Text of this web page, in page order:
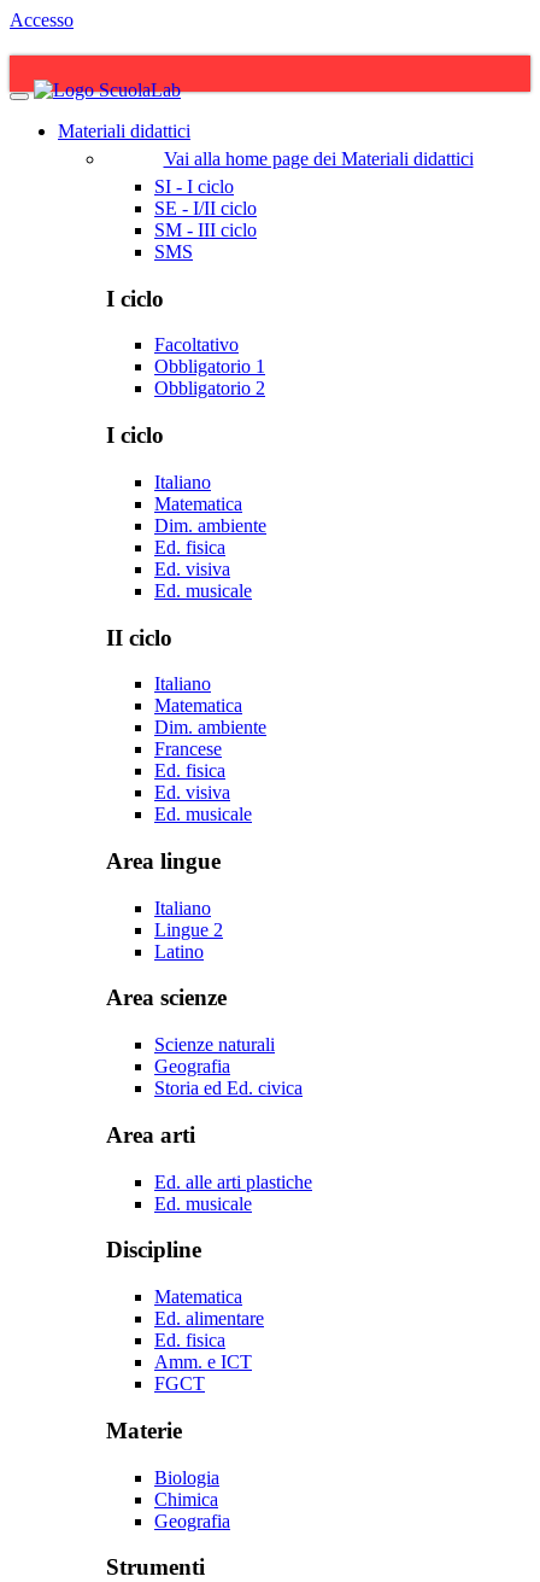
Accesso
Materiali didattici
Vai alla home page dei Materiali didattici
SI - I ciclo
SE - I/II ciclo
SM - III ciclo
SMS
I ciclo
Facoltativo
Obbligatorio 1
Obbligatorio 2
I ciclo
Italiano
Matematica
Dim. ambiente
Ed. fisica
Ed. visiva
Ed. musicale
II ciclo
Italiano
Matematica
Dim. ambiente
Francese
Ed. fisica
Ed. visiva
Ed. musicale
Area lingue
Italiano
Lingue 2
Latino
Area scienze
Scienze naturali
Geografia
Storia ed Ed. civica
Area arti
Ed. alle arti plastiche
Ed. musicale
Discipline
Matematica
Ed. alimentare
Ed. fisica
Amm. e ICT
FGCT
Materie
Biologia
Chimica
Geografia
Strumenti